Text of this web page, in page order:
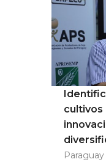
cultivos